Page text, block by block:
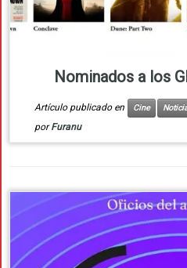
Nominados a los
Artículo publicado en Cine
porFuranu